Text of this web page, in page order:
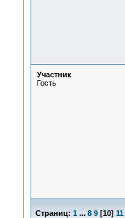
Участник
Гость
Страниц: 1 ... 8 9[10] 11